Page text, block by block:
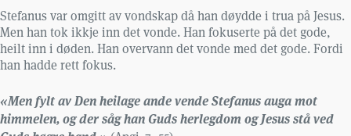
Stefanus var omgitt av vondskap då han døydde i trua på Jesus.
Men han tok ikkje inn det vonde. Han fokuserte på det gode,
heilt inn i døden. Han overvann det vonde med det gode. Fordi
han hadde rett fokus.
«Men fylt av Den heilage ande vende Stefanus auga mot
himmelen, og der såg han Guds herlegdom og Jesus stå ved